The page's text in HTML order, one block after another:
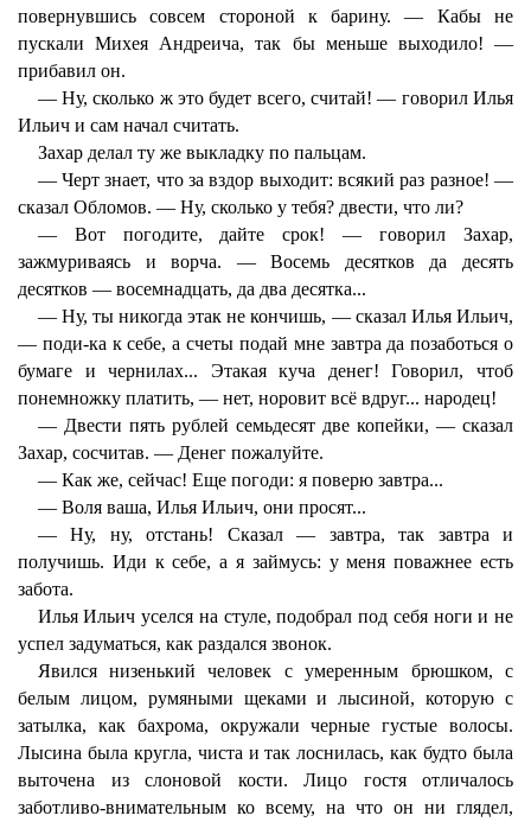
повернувшись совсем стороной к барину. — Кабы не
пускали Михея Андреича, так бы меньше выходило! —
прибавил он.
— Ну, сколько ж это будет всего, считай! — говорил Илья
Ильич и сам начал считать.
Захар делал ту же выкладку по пальцам.
— Черт знает, что за вздор выходит: всякий раз разное! —
сказал Обломов. — Ну, сколько у тебя? двести, что ли?
— Вот погодите, дайте срок! — говорил Захар,
зажмуриваясь и ворча. — Восемь десятков да десять
десятков — восемнадцать, да два десятка...
— Ну, ты никогда этак не кончишь, — сказал Илья Ильич,
— поди-ка к себе, а счеты подай мне завтра да позаботься о
бумаге и чернилах... Этакая куча денег! Говорил, чтоб
понемножку платить, — нет, норовит всё вдруг... народец!
— Двести пять рублей семьдесят две копейки, — сказал
Захар, сосчитав. — Денег пожалуйте.
— Как же, сейчас! Еще погоди: я поверю завтра...
— Воля ваша, Илья Ильич, они просят...
— Ну, ну, отстань! Сказал — завтра, так завтра и
получишь. Иди к себе, а я займусь: у меня поважнее есть
забота.
Илья Ильич уселся на стуле, подобрал под себя ноги и не
успел задуматься, как раздался звонок.
Явился низенький человек с умеренным брюшком, с
белым лицом, румяными щеками и лысиной, которую с
затылка, как бахрома, окружали черные густые волосы.
Лысина была кругла, чиста и так лоснилась, как будто была
выточена из слоновой кости. Лицо гостя отличалось
заботливо-внимательным ко всему, на что он ни глядел,